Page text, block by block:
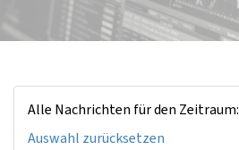
Alle Nachrichten für den Zeitraum:
Auswahl zurücksetzen